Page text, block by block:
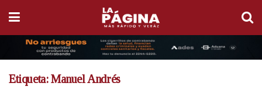
Etiqueta:Manuel Andrés